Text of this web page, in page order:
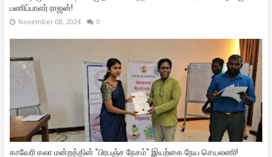
பணிப்பாளர் ராஜன்!
November 08, 2024 0
காவேரி கலா மன்றத்தின் "பிரபஞ்ச நேசம்" இயற்கை நேய செயலணி!